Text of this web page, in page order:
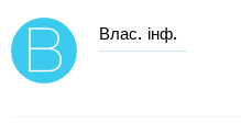
Влас. інф.